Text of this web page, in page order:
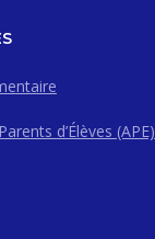
d’Élèves (APE)